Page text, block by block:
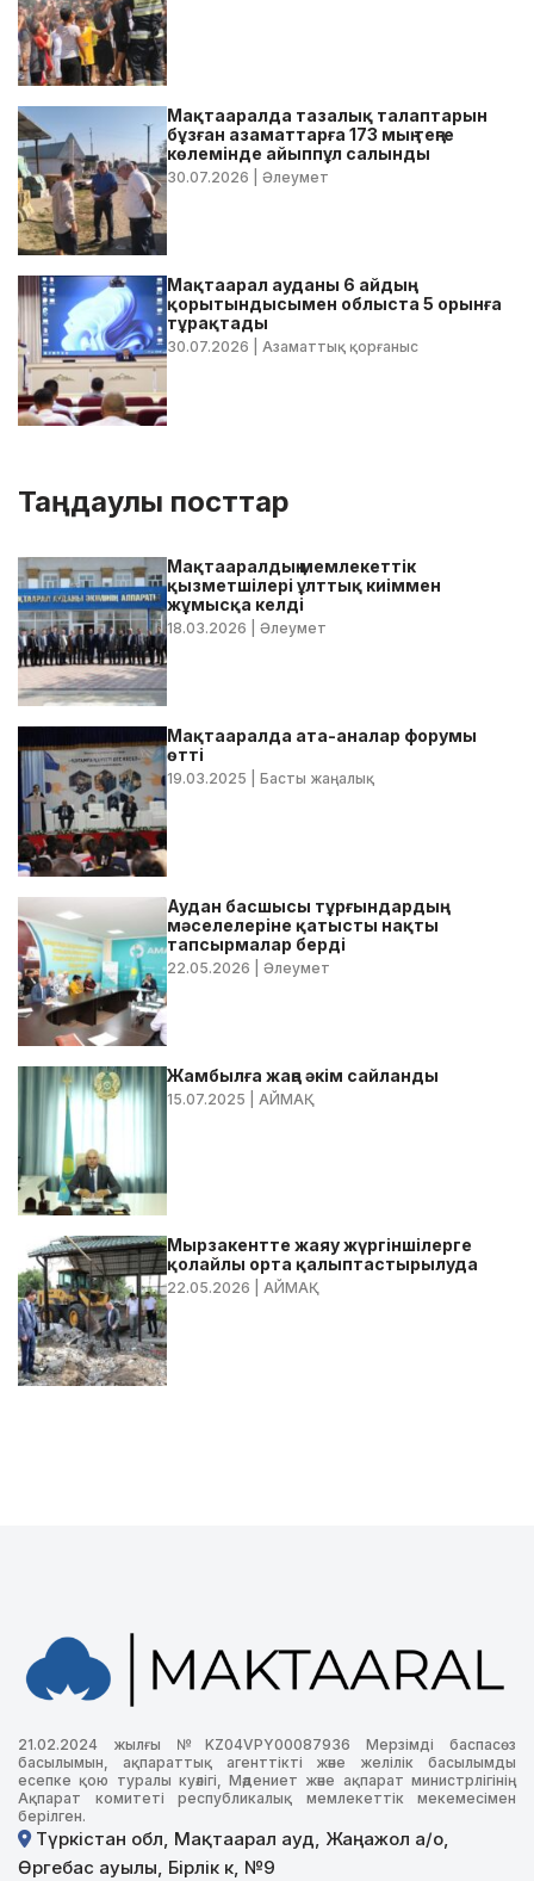
Мақтааралда тазалық талаптарын
бұзған азаматтарға 173 мың теңге
көлемінде айыппұл салынды
30.07.2026 | Әлеумет
Мақтаарал ауданы 6 айдың
қорытындысымен облыста 5 орынға
тұрақтады
30.07.2026 | Азаматтық қорғаныс
Таңдаулы посттар
Мақтааралдың мемлекеттік
қызметшілері ұлттық киіммен
жұмысқа келді
18.03.2026 | Әлеумет
Мақтааралда ата-аналар форумы
өтті
19.03.2025 | Басты жаңалық
Аудан басшысы тұрғындардың
мәселелеріне қатысты нақты
тапсырмалар берді
22.05.2026 | Әлеумет
Жамбылға жаңа әкім сайланды
15.07.2025 | АЙМАҚ
Мырзакентте жаяу жүргіншілерге
қолайлы орта қалыптастырылуда
22.05.2026 | АЙМАҚ
21.02.2024 жылғы №KZ04VPY00087936 Мерзімді баспасөз
басылымын, ақпараттық агенттікті және желілік басылымды
есепке қою туралы куәлігі, Мәдениет және ақпарат министрлігінің
Ақпарат комитеті республикалық мемлекеттік мекемесімен
берілген.
Түркістан обл, Мақтаарал ауд, Жаңажол а/о,
Өргебас ауылы, Бірлік к, №9